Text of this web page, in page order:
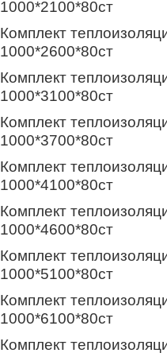
1000*2100*80ст
Комплект
1000*2600*80ст
Комплект
1000*3100*80ст
Комплект
1000*3700*80ст
Комплект
1000*4100*80ст
Комплект
1000*4600*80ст
Комплект
1000*5100*80ст
Комплект
1000*6100*80ст
Комплект